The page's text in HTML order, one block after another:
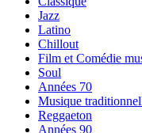
Jazz
Latino
Chillout
Film et Comédie
Soul
Années 70
Musique
Reggaeton
Années 90